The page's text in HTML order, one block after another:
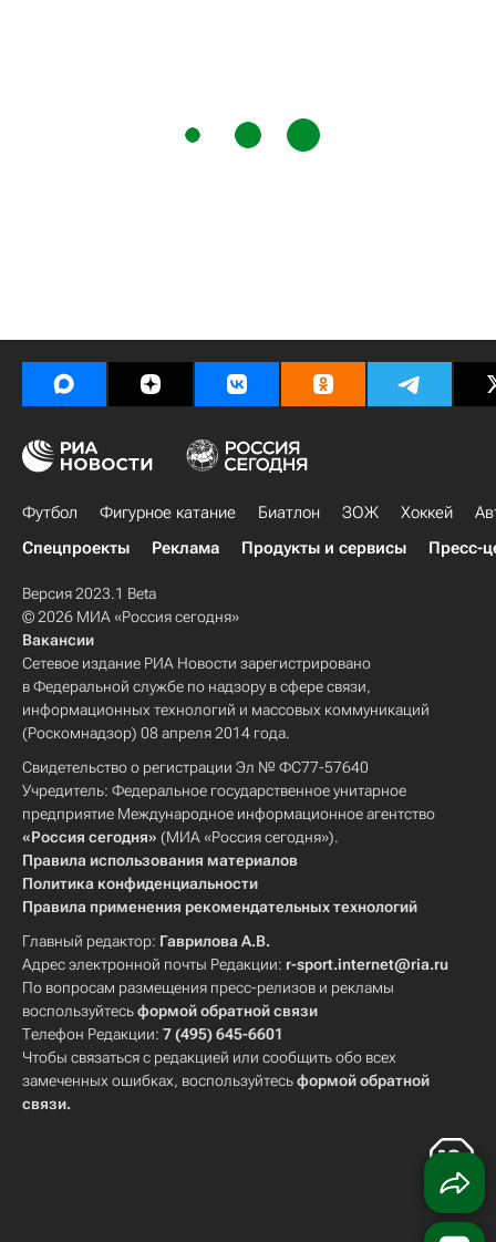
Футбол Фигурное катание Биатлон ЗОЖ Хоккей
Спецпроекты
Реклама Продукты и сервисы Пресс-
Версия 2023.1 Beta
© 2026 МИА «Россия сегодня»
Вакансии
Сетевое издание РИА Новости зарегистрировано
в Федеральной службе по надзору в сфере связи,
информационных технологий и массовых коммуникаций
(Роскомнадзор) 08 апреля 2014 года.
Свидетельство о регистрации Эл № ФС77-57640
Учредитель: Федеральное государственное унитарное
предприятие Международное информационное агентство
«Россия сегодня» (МИА «Россия сегодня»).
Правила использования материалов
Политика конфиденциальности
Правила применения рекомендательных технологий
Главный редактор: Гаврилова А.В.
Адрес электронной почты Редакции: r-sport.internet@ria.ru
По вопросам размещения пресс-релизов и рекламы
воспользуйтесьформой обратной связи
Телефон Редакции: 7 (495) 645-6601
Чтобы связаться с редакцией или сообщить обо всех
замеченных ошибках, воспользуйтесьформой обратной
связи.